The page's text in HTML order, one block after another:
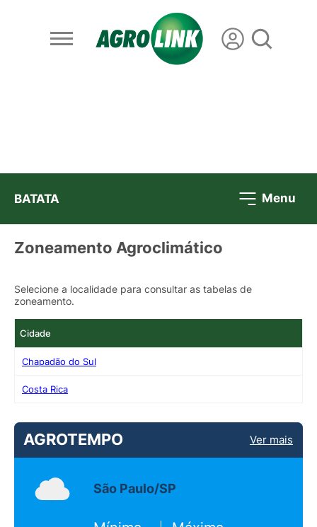
BATATA Menu
Zoneamento Agroclimático
Selecione a localidade para consultar as tabelas de
zoneamento.
Cidade
Chapadão do Sul
Costa Rica
AGROTEMPO Ver mais
São Paulo/SP